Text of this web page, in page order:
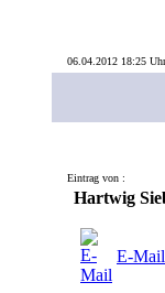
06.04.2012 18:25 Uhr
Eintrag von :
Hartwig
E-Mail